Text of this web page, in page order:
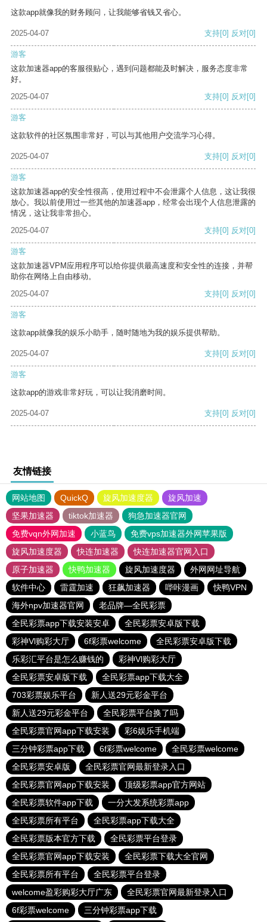
这款app就像我的财务顾问，让我能够省钱又省心。
2025-04-07 支持[0] 反对[0]
游客
这款加速器app的客服很贴心，遇到问题都能及时解决，服务态度非常
好。
2025-04-07
支持[0] 反对[0]
游客
这款软件的社区氛围非常好，可以与其他用户交流学习心得。
2025-04-07 支持[0] 反对[0]
游客
这款加速器app的安全性很高，使用过程中不会泄露个人信息，这让我很
放心。我以前使用过一些其他的加速器app，经常会出现个人信息泄露的
情况，这让我非常担心。
2025-04-07
支持[0] 反对[0]
游客
这款加速器VPM应用程序可以给你提供最高速度和安全性的连接，并帮
助你在网络上自由移动。
2025-04-07
支持[0] 反对[0]
游客
这款app就像我的娱乐小助手，随时随地为我的娱乐提供帮助。
2025-04-07 支持[0] 反对[0]
游客
这款app的游戏非常好玩，可以让我消磨时间。
2025-04-07 支持[0] 反对[0]
友情链接
网站地图 QuickQ 旋风加速度器
旋风加速
坚果加速器
tiktok加速器
狗急加速器官网
免费vqn外网加速
小蓝鸟
免费vps加速器外网苹果版
旋风加速度器
快连加速器
快连加速器官网入口
原子加速器
快鸭加速器 旋风加速度器
外网网址导航
软件中心
雷霆加速 狂飙加速器 哔咔漫画
快鸭VPN
海外npv加速器官网
老品牌—全民彩票
全民彩票app下载安装安卓
全民彩票安卓版下载
彩神Vl购彩大厅
6f彩票welcome
全民彩票安卓版下载
乐彩汇平台是怎么赚钱的
彩神Vl购彩大厅
全民彩票安卓版下载
全民彩票app下载大全
703彩票娱乐平台
新人送29元彩金平台
新人送29元彩金平台
全民彩票平台换了吗
全民彩票官网app下载安装
彩6娱乐手机端
三分钟彩票app下载
6f彩票welcome
全民彩票welcome
全民彩票安卓版
全民彩票官网最新登录入口
全民彩票官网app下载安装
顶级彩票app官方网站
全民彩票软件app下载
一分大发系统彩票app
全民彩票所有平台
全民彩票app下载大全
全民彩票版本官方下载
全民彩票平台登录
全民彩票官网app下载安装
全民彩票下载大全官网
全民彩票所有平台
全民彩票平台登录
welcome盈彩购彩大厅广东
全民彩票官网最新登录入口
6f彩票welcome
三分钟彩票app下载